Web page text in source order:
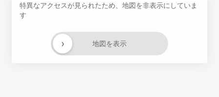
特異なアクセスが見られたため、地図を非表示にしていま
す
地図を表示
›